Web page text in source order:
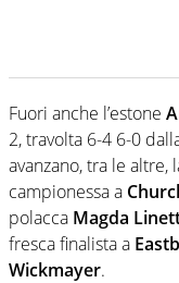
Fuori anche l’estone
2, travolta 6-4 6-0
avanzano, tra le altre,
campionessa a
polacca Magda
fresca finalista a
Wickmayer.